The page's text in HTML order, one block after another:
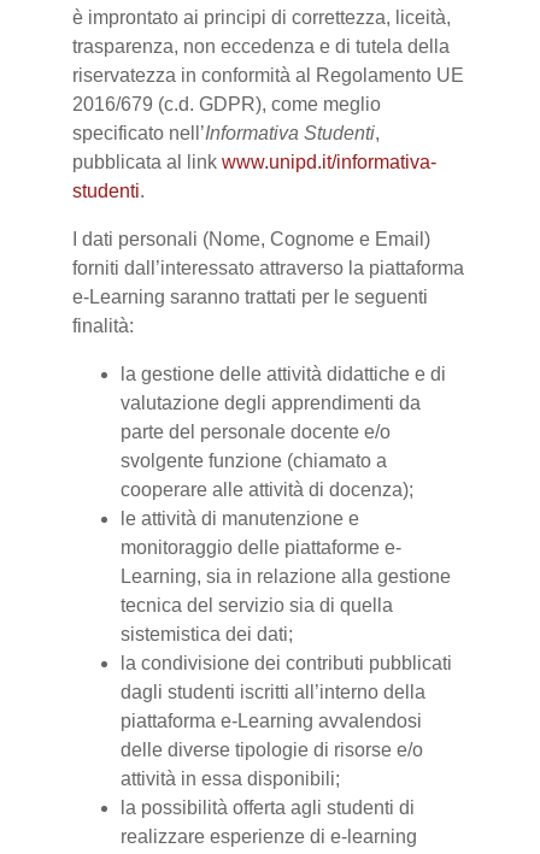
è improntato ai principi di correttezza, liceità,
trasparenza, non eccedenza e di tutela della
riservatezza in conformità al Regolamento UE
2016/679 (c.d. GDPR), come meglio
specificato nell’Informativa Studenti,
pubblicata al link www.unipd.it/informativa-
studenti.
I dati personali (Nome, Cognome e Email)
forniti dall’interessato attraverso la piattaforma
e-Learning saranno trattati per le seguenti
finalità:
la gestione delle attività didattiche e di
valutazione degli apprendimenti da
parte del personale docente e/o
svolgente funzione (chiamato a
cooperare alle attività di docenza);
le attività di manutenzione e
monitoraggio delle piattaforme e-
Learning, sia in relazione alla gestione
tecnica del servizio sia di quella
sistemistica dei dati;
la condivisione dei contributi pubblicati
dagli studenti iscritti all’interno della
piattaforma e-Learning avvalendosi
delle diverse tipologie di risorse e/o
attività in essa disponibili;
la possibilità offerta agli studenti di
realizzare esperienze di e-learning